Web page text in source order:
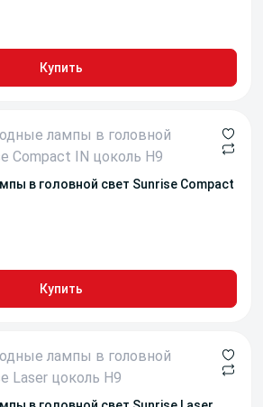
Купить
в головной свет Sunrise Compact
Купить